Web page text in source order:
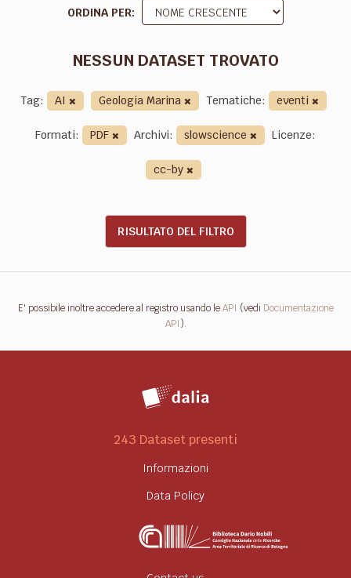
ORDINA PER
NESSUN DATASET TROVATO
Tag: AI Geologia Marina Tematiche:
eventi
Formati:
PDF Archivi: slowscience
Licenze:
cc-by
RISULTATO DEL FILTRO
E' possibile inoltre accedere al registro usando leAPI (vedi Documentazione
API).
243 Dataset presenti
Informazioni
Data Policy